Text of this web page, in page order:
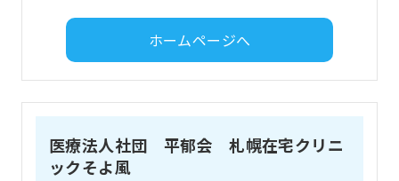
ホームページへ
医療法人社団 平郁会 札幌在宅クリニ
ックそよ風